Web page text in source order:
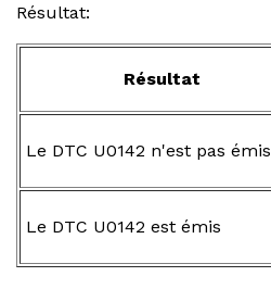
Résultat:
Résultat
Le DTC U0142 n'est pas émis
Le DTC U0142 est émis